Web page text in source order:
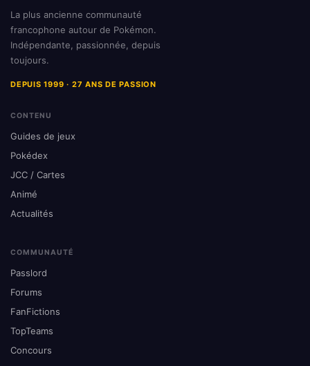
La plus ancienne communauté
francophone autour de Pokémon.
Indépendante, passionnée, depuis
toujours.
DEPUIS 1999 · 27 ANS DE PASSION
CONTENU
Guides de jeux
Pokédex
JCC / Cartes
Animé
Actualités
COMMUNAUTÉ
Passlord
Forums
FanFictions
TopTeams
Concours